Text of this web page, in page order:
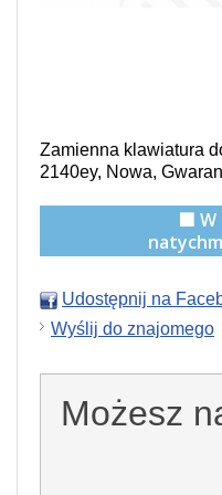
Zamienna klawiatura
2140ey, Nowa,
🟩
Udostępnij na
Wyślij do znajomego
Możesz